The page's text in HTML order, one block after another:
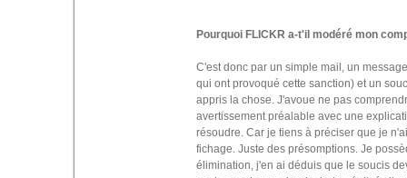
Pourquoi FLICKR a-t'il modéré mon
C'est donc par un simple mail, un
qui ont provoqué cette sanction) et un
appris la chose. J'avoue ne pas
avertissement préalable avec une
résoudre. Car je tiens à préciser que je
fichage. Juste des présomptions. Je
élimination, j'en ai déduis que le soucis